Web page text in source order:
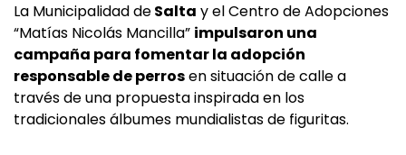
La Municipalidad deSalta y el Centro de Adopciones
“Matías Nicolás Mancilla” impulsaron una
campaña para fomentar la adopción
responsable de perrosen situación de calle a
través de una propuesta inspirada en los
tradicionales álbumes mundialistas de figuritas.